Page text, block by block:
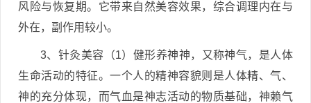
风险与恢复期。它带来自然美容效果，综合调理内在与
外在，副作用较小。
3、针灸美容（1）健形养神神，又称神气，是人体
生命活动的特征。一个人的精神容貌则是人体精、气、
神的充分体现，而气血是神志活动的物质基础，神赖气